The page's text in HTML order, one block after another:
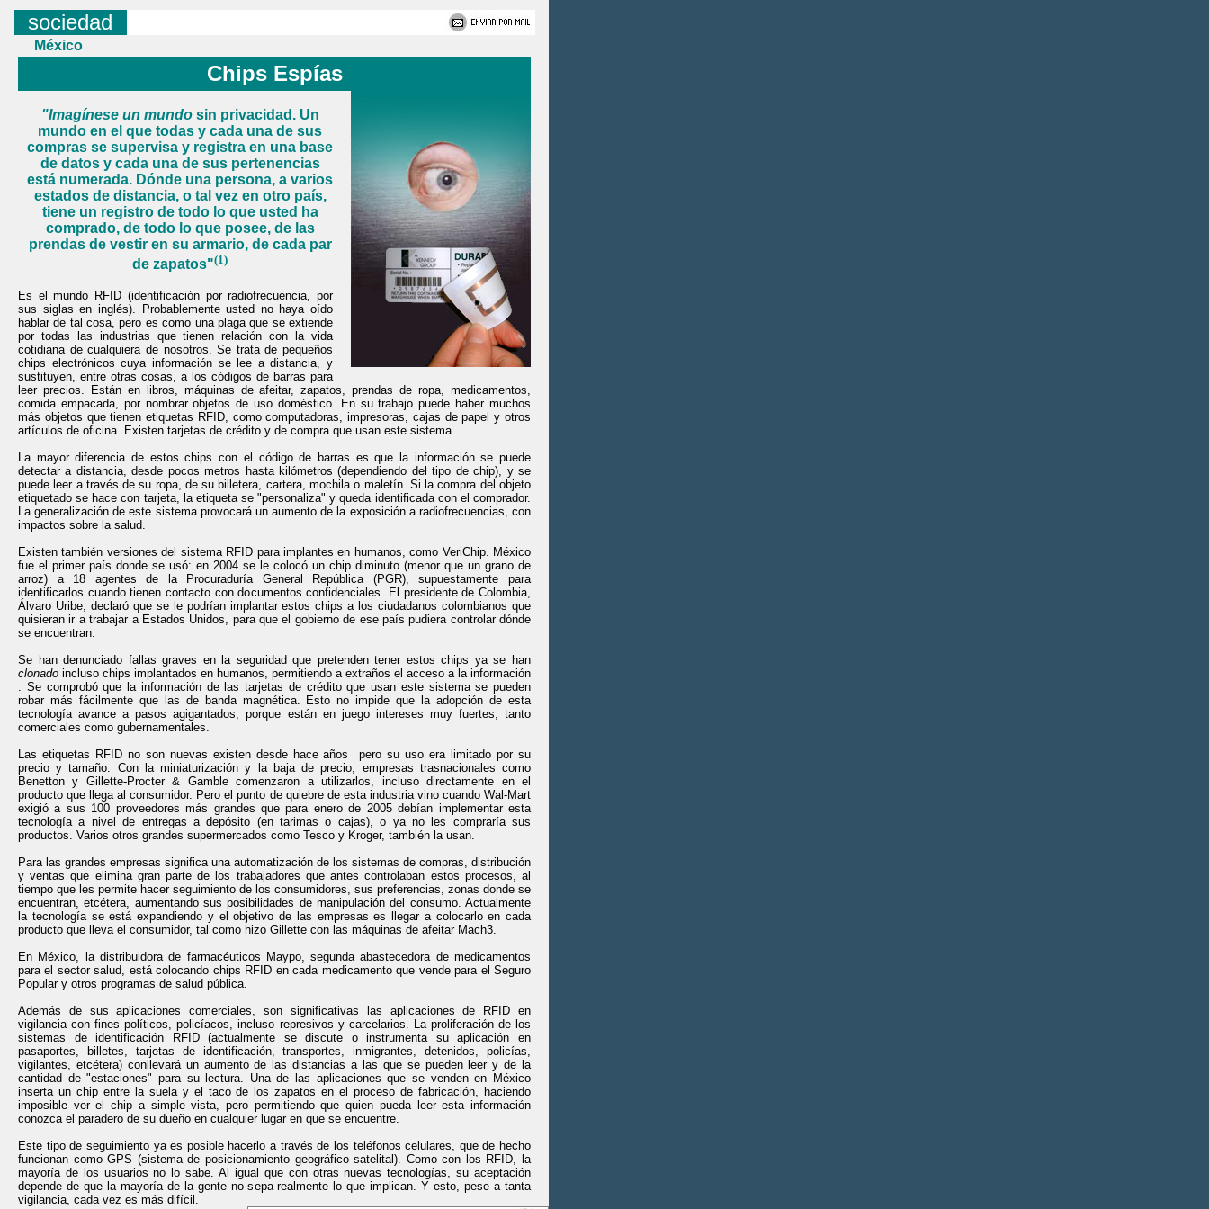
sociedad
México
Chips Espías
"Imagínese un mundosin privacidad. Un
mundo en el que todas y cada una de sus
compras se supervisa y registra en una base
de datos y cada una de sus pertenencias
está numerada. Dónde una persona, a varios
estados de distancia, o tal vez en otro país,
tiene un registro de todo lo que usted ha
comprado, de todo lo que posee, de las
prendas de vestir en su armario, de cada par
de zapatos"(1)
Es el mundo RFID (identificación por radiofrecuencia, por
sus siglas en inglés). Probablemente usted no haya oído
hablar de tal cosa, pero es como una plaga que se extiende
por todas las industrias que tienen relación con la vida
cotidiana de cualquiera de nosotros. Se trata de pequeños
chips electrónicos cuya información se lee a distancia, y
sustituyen, entre otras cosas, a los códigos de barras para
leer precios. Están en libros, máquinas de afeitar, zapatos, prendas de ropa, medicamentos,
comida empacada, por nombrar objetos de uso doméstico. En su trabajo puede haber muchos
más objetos que tienen etiquetas RFID, como computadoras, impresoras, cajas de papel y otros
artículos de oficina. Existen tarjetas de crédito y de compra que usan este sistema.
La mayor diferencia de estos chips con el código de barras es que la información se puede
detectar a distancia, desde pocos metros hasta kilómetros (dependiendo del tipo de chip), y se
puede leer a través de su ropa, de su billetera, cartera, mochila o maletín. Si la compra del objeto
etiquetado se hace con tarjeta, la etiqueta se "personaliza" y queda identificada con el comprador.
La generalización de este sistema provocará un aumento de la exposición a radiofrecuencias, con
impactos sobre la salud.
Existen también versiones del sistema RFID para implantes en humanos, como VeriChip. México
fue el primer país donde se usó: en 2004 se le colocó un chip diminuto (menor que un grano de
arroz) a 18 agentes de la Procuraduría General República (PGR), supuestamente para
identificarlos cuando tienen contacto con documentos confidenciales. El presidente de Colombia,
Álvaro Uribe, declaró que se le podrían implantar estos chips a los ciudadanos colombianos que
quisieran ir a trabajar a Estados Unidos, para que el gobierno de ese país pudiera controlar dónde
se encuentran.
Se han denunciado fallas graves en la seguridad que pretenden tener estos chips ya se han
clonado incluso chips implantados en humanos, permitiendo a extraños el acceso a la información
. Se comprobó que la información de las tarjetas de crédito que usan este sistema se pueden
robar más fácilmente que las de banda magnética. Esto no impide que la adopción de esta
tecnología avance a pasos agigantados, porque están en juego intereses muy fuertes, tanto
comerciales como gubernamentales.
Las etiquetas RFID no son nuevas existen desde hace años pero su uso era limitado por su
precio y tamaño. Con la miniaturización y la baja de precio, empresas trasnacionales como
Benetton y Gillette-Procter & Gamble comenzaron a utilizarlos, incluso directamente en el
producto que llega al consumidor. Pero el punto de quiebre de esta industria vino cuando Wal-Mart
exigió a sus 100 proveedores más grandes que para enero de 2005 debían implementar esta
tecnología a nivel de entregas a depósito (en tarimas o cajas), o ya no les compraría sus
productos. Varios otros grandes supermercados como Tesco y Kroger, también la usan.
Para las grandes empresas significa una automatización de los sistemas de compras, distribución
y ventas que elimina gran parte de los trabajadores que antes controlaban estos procesos, al
tiempo que les permite hacer seguimiento de los consumidores, sus preferencias, zonas donde se
encuentran, etcétera, aumentando sus posibilidades de manipulación del consumo. Actualmente
la tecnología se está expandiendo y el objetivo de las empresas es llegar a colocarlo en cada
producto que lleva el consumidor, tal como hizo Gillette con las máquinas de afeitar Mach3.
En México, la distribuidora de farmacéuticos Maypo, segunda abastecedora de medicamentos
para el sector salud, está colocando chips RFID en cada medicamento que vende para el Seguro
Popular y otros programas de salud pública.
Además de sus aplicaciones comerciales, son significativas las aplicaciones de RFID en
vigilancia con fines políticos, policíacos, incluso represivos y carcelarios. La proliferación de los
sistemas de identificación RFID (actualmente se discute o instrumenta su aplicación en
pasaportes, billetes, tarjetas de identificación, transportes, inmigrantes, detenidos, policías,
vigilantes, etcétera) conllevará un aumento de las distancias a las que se pueden leer y de la
cantidad de "estaciones" para su lectura. Una de las aplicaciones que se venden en México
inserta un chip entre la suela y el taco de los zapatos en el proceso de fabricación, haciendo
imposible ver el chip a simple vista, pero permitiendo que quien pueda leer esta información
conozca el paradero de su dueño en cualquier lugar en que se encuentre.
Este tipo de seguimiento ya es posible hacerlo a través de los teléfonos celulares, que de hecho
funcionan como GPS (sistema de posicionamiento geográfico satelital). Como con los RFID, la
mayoría de los usuarios no lo sabe. Al igual que con otras nuevas tecnologías, su aceptación
depende de que la mayoría de la gente no sepa realmente lo que implican. Y esto, pese a tanta
vigilancia, cada vez es más difícil.